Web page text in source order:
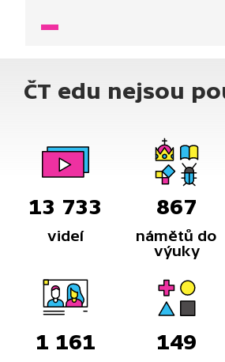
ČT edu nejsou
13 733
videí
867
námětů do
výuky
1 161 149